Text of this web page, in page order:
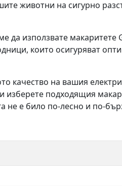
животни на сигурно
да използвате макаритете
които осигуряват
качество на вашия
подходящия
не е било по-лесно и по-